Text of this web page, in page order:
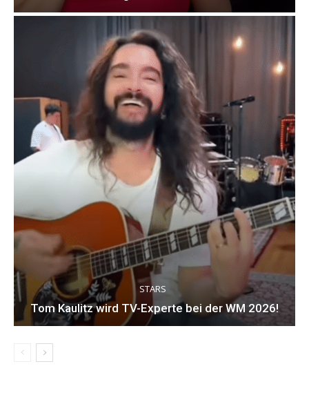
STARS
Tom Kaulitz wird TV-Experte bei der WM 2026!